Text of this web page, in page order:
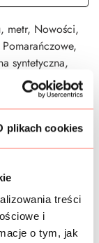
plikach cookies
treści
i
o tym, jak
, metr, Nowości,
Pomarańczowe,
syntetyczna,